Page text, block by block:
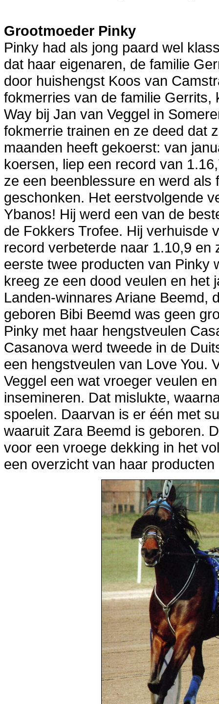
Grootmoeder Pinky
Pinky had als jong paard wel
dat haar eigenaren, de familie
door huishengst Koos van
fokmerries van de familie
Way bij Jan van Veggel in
fokmerrie trainen en ze deed dat
maanden heeft gekoerst: van
koersen, liep een record van
ze een beenblessure en werd als
geschonken. Het eerstvolgende
Ybanos! Hij werd een van de
de Fokkers Trofee. Hij verhuisde
record verbeterde naar 1.10,9
eerste twee producten van Pinky
kreeg ze een dood veulen en het
Landen-winnares Ariane Beemd,
geboren Bibi Beemd was geen
Pinky met haar hengstveulen
Casanova werd tweede in de
een hengstveulen van Love You.
Veggel een wat vroeger veulen
insemineren. Dat mislukte,
spoelen. Daarvan is er één met
waaruit Zara Beemd is geboren.
voor een vroege dekking in het
een overzicht van haar producten